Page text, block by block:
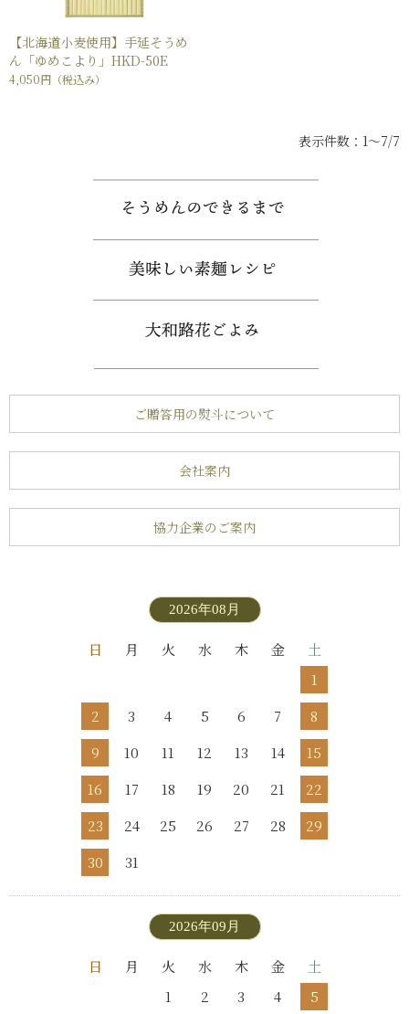
【北海道小麦使用】手延そうめ
ん「ゆめこより」HKD-50E
4,050円 （税込み）
表示件数：1～7/7
ご贈答用の熨斗について
会社案内
協力企業のご案内
2026年08月
日 月 火 水 木 金
土
1
2
3 4 5 6 7
8
9
10 11 12 13 14
15
16
17 18 19 20 21
22
23
24 25 26 27 28
29
30
31
2026年09月
日 月 火 水 木 金
土
1
2 3 4 5